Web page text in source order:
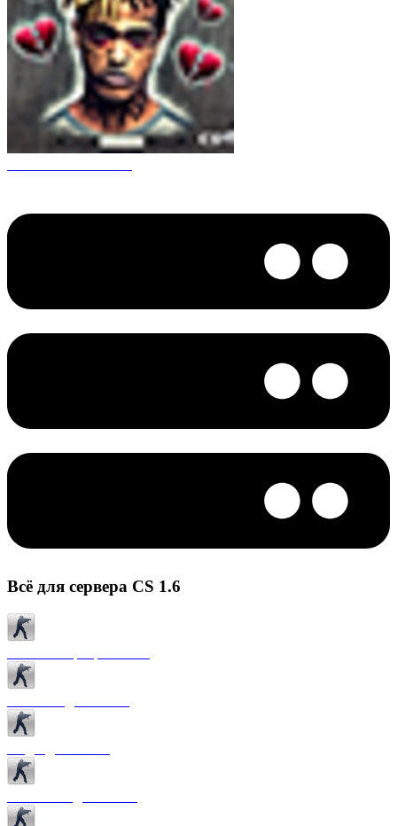
Всё для сервера CS 1.6